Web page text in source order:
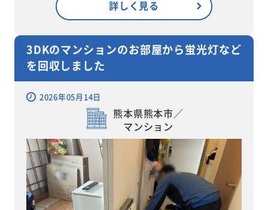
詳しく見る
3DKのマンションのお部屋から蛍光灯など
を回収しました
2026年05月14日
熊本県熊本市／
マンション